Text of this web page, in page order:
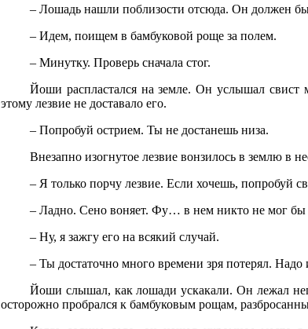
– Лошадь нашли поблизости отсюда. Он должен
– Идем, поищем в бамбуковой роще за полем.
– Минутку. Проверь сначала стог.
Йоши распластался на земле. Он услышал
этому лезвие не доставало его.
– Попробуй острием. Ты не достанешь низа.
Внезапно изогнутое лезвие вонзилось в землю
– Я только порчу лезвие. Если хочешь, попробуй
– Ладно. Сено воняет. Фу… в нем никто не мог бы
– Ну, я зажгу его на всякий случай.
– Ты достаточно много времени зря потерял.
Йоши слышал, как лошади ускакали. Он лежал
осторожно пробрался к бамбуковым рощам,